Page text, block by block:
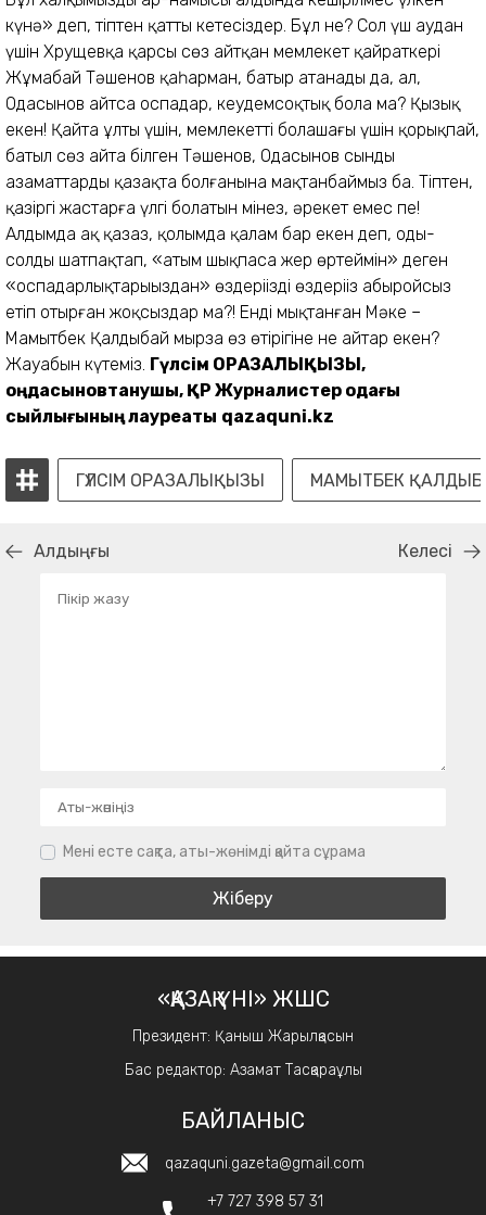
Гүлсім ОРАЗАЛЫҚЫЗЫ,
оңдасыновтанушы, ҚР Журналистер одағы
сыйлығының лауреаты qazaquni.kz
ГҮЛСІМ ОРАЗАЛЫҚЫЗЫ МАМЫТБЕК
Алдыңғы Келесі
Мені есте сақта, аты-жөнімді қайта сұрама
«ҚАЗАҚ ҮНІ» ЖШС
Президент: Қаныш Жарылқасын
Бас редактор: Азамат Тасқараұлы
БАЙЛАНЫС
qazaquni.gazeta@gmail.com
+7 727 398 57 31